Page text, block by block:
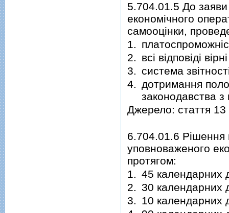
5.704.01.5 До
економічного
самооцінки,
1.
2. всі відповіді вірні
3. система
4. дотримання
законодавства
Джерело: стаття 13
6.704.01.6
уповноваженого
протягом:
1. 45 календарних
2. 30 календарних
3. 10 календарних